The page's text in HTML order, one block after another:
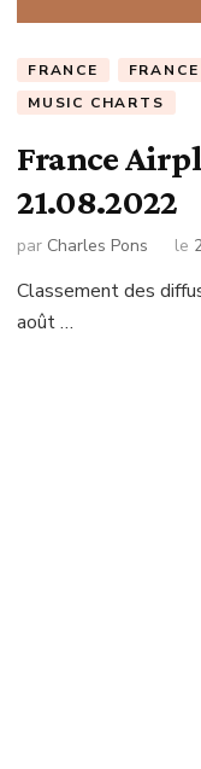
FRANCE
MUSIC CHARTS
France
21.08.2022
par Charles Pons le
Classement des
août …